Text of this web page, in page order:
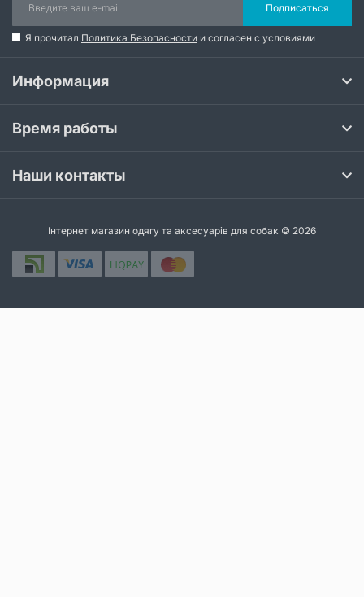
Подписаться
Я прочитал Политика Безопасности и согласен с условиями
Информация
Время работы
Наши контакты
Інтернет магазин одягу та аксесуарів для собак © 2026